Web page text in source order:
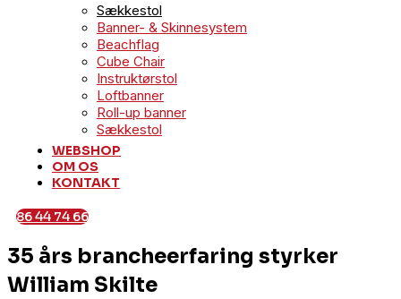
Sækkestol
Banner- & Skinnesystem
Beachflag
Cube Chair
Instruktørstol
Loftbanner
Roll-up banner
Sækkestol
WEBSHOP
OM OS
KONTAKT
86 44 74 66
35 års brancheerfaring styrker
William Skilte